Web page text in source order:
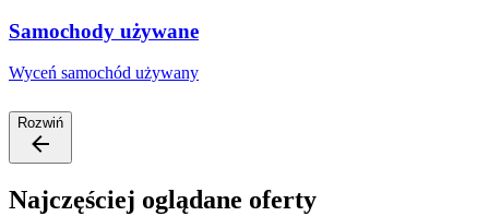
Samochody używane
Wyceń samochód używany
Rozwiń
Najczęściej oglądane oferty